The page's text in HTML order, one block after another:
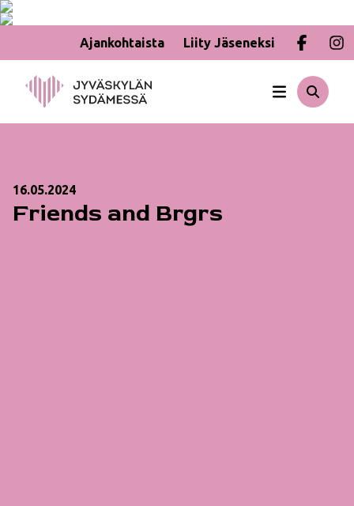
Ajankohtaista
Liity Jäseneksi
sisältöön
16.05.2024
Friends and Brgrs